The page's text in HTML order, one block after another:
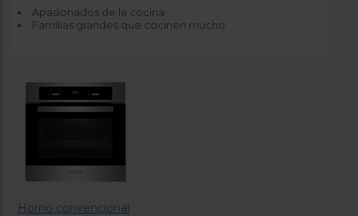
Apasionados de la cocina
Familias grandes que cocinen mucho
Horno convencional